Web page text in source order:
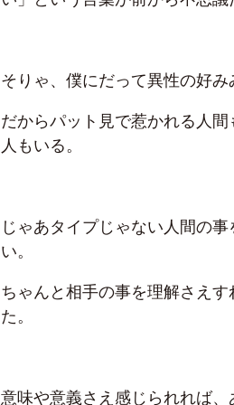
そりゃ、僕にだって異性の好み
だからパット見で惹かれる人
人もいる。
じゃあタイプじゃない人間の
い。
ちゃんと相手の事を理解さえ
た。
意味や意義さえ感じられれば